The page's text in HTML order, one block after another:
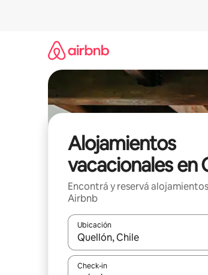
Alojamientos
vacacionales en
Encontrá y reservá
Airbnb
Ubicación
Cuando los resultados estén
Check-in